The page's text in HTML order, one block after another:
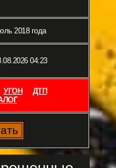
2018 года
04:23
УГОН
ДТП